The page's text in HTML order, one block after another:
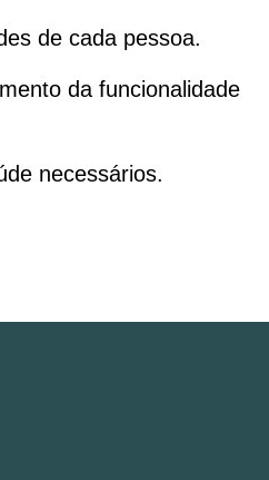
de cada pessoa.
da funcionalidade
necessários.